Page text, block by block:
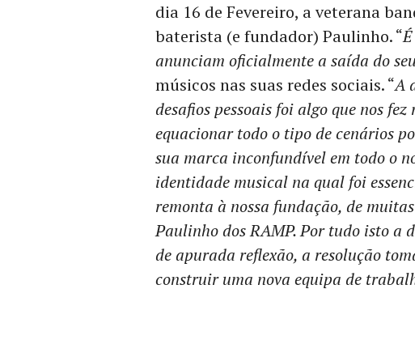
dia 16 de Fevereiro, a veterana
baterista (e fundador) Paulinho. “
anunciam oficialmente a saída do
músicos nas suas redes sociais. “A
desafios pessoais foi algo que nos
equacionar todo o tipo de cenários
sua marca inconfundível em todo o
identidade musical na qual foi
remonta à nossa fundação, de
Paulinho dos RAMP. Por tudo isto a
de apurada reflexão, a resolução
construir uma nova equipa de